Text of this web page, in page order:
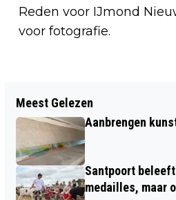
Reden voor IJmond
voor fotografie.
KNRM VIERT 200-
NIEUWE SINGLE STEF
‘WAT ALS DE STORM
Meest Gelezen
Aanbrengen
Santpoort
medailles, maar